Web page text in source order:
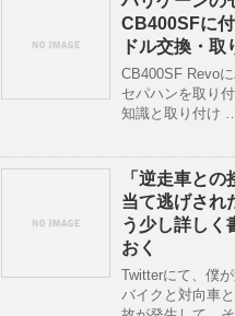
CB400SFに
ドル交換・取
CB400SF Revo
セパハンを取り
知識と取り付け
「逆走車と
当て逃げされ
う少し詳しく
おく
Twitterにて、僕
バイクと対向車